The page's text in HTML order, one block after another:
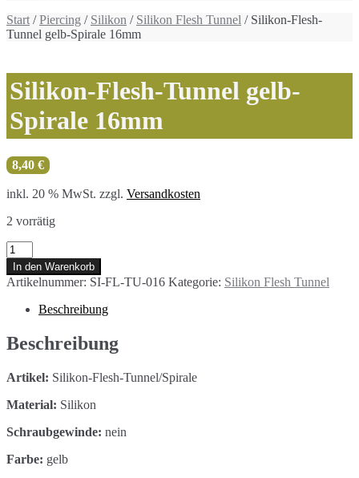
Start /Piercing / Silikon / Silikon Flesh Tunnel / Silikon-Flesh-
Tunnel gelb-Spirale 16mm
Silikon-Flesh-Tunnel gelb-
Spirale 16mm
8,40 €
inkl. 20 % MwSt. zzgl. Versandkosten
2 vorrätig
Silikon-
Flesh-
Tunnel
gelb-
Spirale
Menge
In den Warenkorb
Artikelnummer: SI-FL-TU-016 Kategorie: Silikon Flesh Tunnel
Beschreibung
Beschreibung
Artikel: Silikon-Flesh-Tunnel/Spirale
Material: Silikon
Schraubgewinde: nein
Farbe: gelb